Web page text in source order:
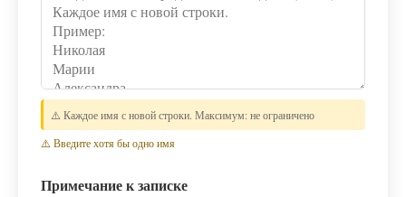
⚠️ Каждое имя с новой строки. Максимум: не ограничено
⚠️ Введите хотя бы одно имя
Примечание к записке